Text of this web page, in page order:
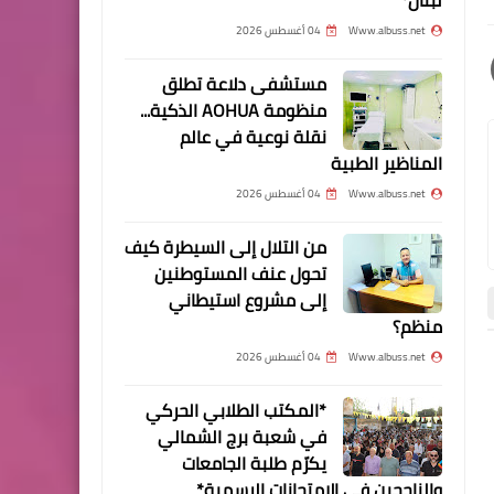
حMاس في إقليم الخروب*
أخبار ‏البص
*حركة حMاس تتقبل التبريكات
عين الحلوة*
أخبار ‏البص
التبريكات بقادة حMاس نوكد
على وحدة الميدان واستمرار
المقا♡ومة
Www.albuss.net 04 أغسطس 2026
مستشفى دلاعة تطلق
منظومة AOHUA الذكية...
نقلة نوعية في عالم
المناظير الطبية
Www.albuss.net 04 أغسطس 2026
من التلال إلى السيطرة كيف
تحول عنف المستوطنين
إلى مشروع استيطاني
منظم؟
Www.albuss.net 04 أغسطس 2026
*المكتب الطلابي الحركي
في شعبة برج الشمالي
يكرّم طلبة الجامعات